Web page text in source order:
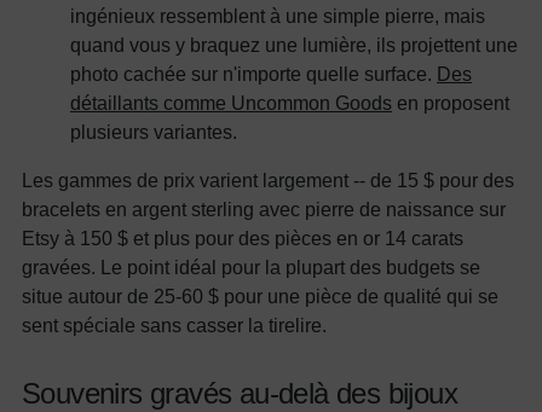
ingénieux ressemblent à une simple pierre, mais
quand vous y braquez une lumière, ils projettent une
photo cachée sur n'importe quelle surface. Des
détaillants comme Uncommon Goods en proposent
plusieurs variantes.
Les gammes de prix varient largement -- de 15 $ pour des
bracelets en argent sterling avec pierre de naissance sur
Etsy à 150 $ et plus pour des pièces en or 14 carats
gravées. Le point idéal pour la plupart des budgets se
situe autour de 25-60 $ pour une pièce de qualité qui se
sent spéciale sans casser la tirelire.
Souvenirs gravés au-delà des bijoux